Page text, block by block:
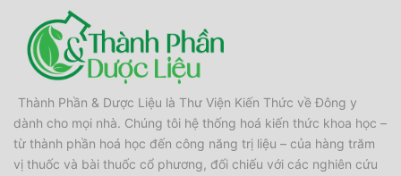
Thành Phần & Dược Liệu là Thư Viện Kiến Thức về Đông y
dành cho mọi nhà. Chúng tôi hệ thống hoá kiến thức khoa học –
từ thành phần hoá học đến công năng trị liệu – của hàng trăm
vị thuốc và bài thuốc cổ phương, đối chiếu với các nghiên cứu